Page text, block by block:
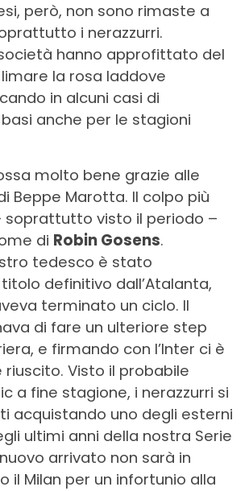
però, non sono rimaste a
i nerazzurri.
hanno approfittato del
la rosa laddove
in alcuni casi di
anche per le stagioni
molto bene grazie alle
Beppe Marotta. Il colpo più
visto il periodo –
di Robin Gosens.
tedesco è stato
definitivo dall’Atalanta,
terminato un ciclo. Il
di fare un ulteriore step
e firmando con l’Inter ci è
Visto il probabile
a fine stagione, i nerazzurri si
acquistando uno degli esterni
ultimi anni della nostra Serie
arrivato non sarà in
il Milan per un infortunio alla